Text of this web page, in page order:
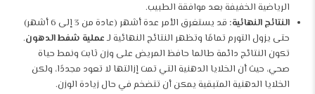
الرياضية الخفيفة بعد موافقة الطبيب.
النتائج النهائية:
قد يستغرق الأمر عدة أشهر (عادة من 3 إلى 6 أشهر)
حتى يزول التورم تمامًا وتظهر النتائج النهائية لـعملية شفط الدهون.
تكون النتائج دائمة طالما حافظ المريض على وزن ثابت ونمط حياة
صحي، حيث أن الخلايا الدهنية التي تمت إزالتها لا تعود مجددًا، ولكن
الخلايا الدهنية المتبقية يمكن أن تتضخم في حال زيادة الوزن.